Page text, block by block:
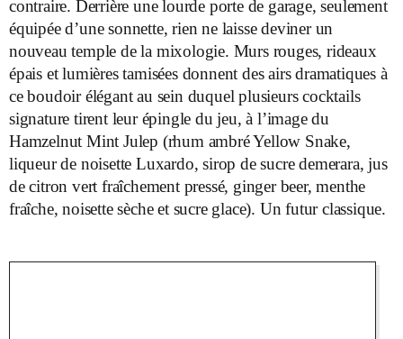
contraire. Derrière une lourde porte de garage, seulement
équipée d’une sonnette, rien ne laisse deviner un
nouveau temple de la mixologie. Murs rouges, rideaux
épais et lumières tamisées donnent des airs dramatiques à
ce boudoir élégant au sein duquel plusieurs cocktails
signature tirent leur épingle du jeu, à l’image du
Hamzelnut Mint Julep (rhum ambré Yellow Snake,
liqueur de noisette Luxardo, sirop de sucre demerara, jus
de citron vert fraîchement pressé, ginger beer, menthe
fraîche, noisette sèche et sucre glace). Un futur classique.